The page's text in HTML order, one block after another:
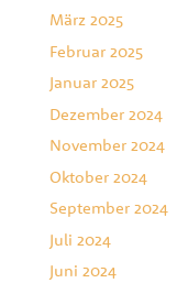
März 2025
Februar 2025
Januar 2025
Dezember 2024
November 2024
Oktober 2024
September 2024
Juli 2024
Juni 2024